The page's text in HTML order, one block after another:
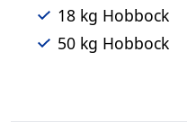
18 kg Hobbock
50 kg Hobbock